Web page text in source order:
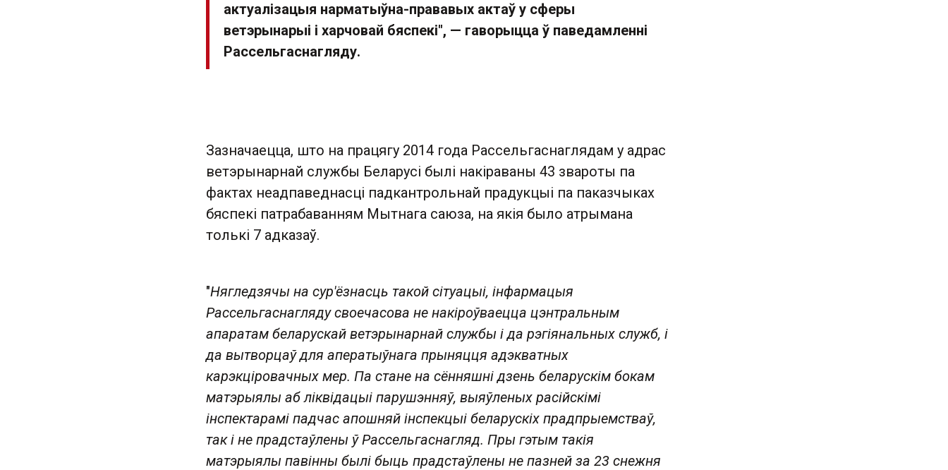
актуалізацыя нарматыўна-прававых актаў у сферы
ветэрынарыі і харчовай бяспекі", — гаворыцца ў паведамленні
Рассельгаснагляду.
Зазначаецца, што на працягу 2014 года Рассельгаснаглядам у адрас
ветэрынарнай службы Беларусі былі накіраваны 43 звароты па
фактах неадпаведнасці падкантрольнай прадукцыі па паказчыках
бяспекі патрабаванням Мытнага саюза, на якія было атрымана
толькі 7 адказаў.
"Нягледзячы на сур'ёзнасць такой сітуацыі, інфармацыя
Рассельгаснагляду своечасова не накіроўваецца цэнтральным
апаратам беларускай ветэрынарнай службы і да рэгіянальных служб, і
да вытворцаў для аператыўнага прыняцця адэкватных
карэкціровачных мер. Па стане на сённяшні дзень беларускім бокам
матэрыялы аб ліквідацыі парушэнняў, выяўленых расійскімі
інспектарамі падчас апошняй інспекцыі беларускіх прадпрыемстваў,
так і не прадстаўлены ў Рассельгаснагляд. Пры гэтым такія
матэрыялы павінны былі быць прадстаўлены не пазней за 23 снежня